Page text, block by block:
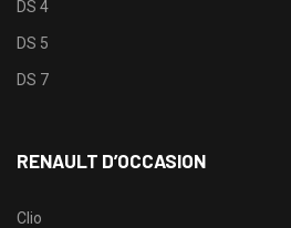
DS 4
DS 5
DS 7
RENAULT D’OCCASION
Clio